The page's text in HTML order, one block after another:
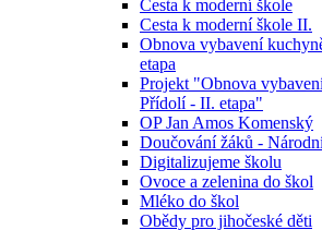
Cesta k moderní škole
Cesta k moderní škole II.
Obnova vybavení
etapa
Projekt "Obnova
Přídolí - II. etapa"
OP Jan Amos Komenský
Doučování žáků -
Digitalizujeme školu
Ovoce a zelenina do škol
Mléko do škol
Obědy pro jihočeské děti